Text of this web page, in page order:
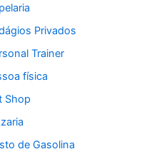
Privados
Trainer
física
Shop
de Gasolina